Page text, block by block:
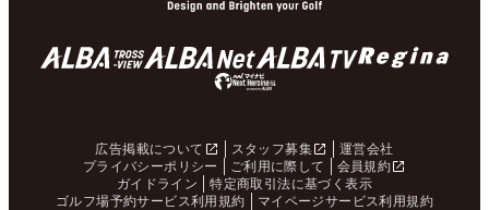
広告掲載について スタッフ募集
運営会社
プライバシーポリシー
ご利用に際して
会員規約
ガイドライン
特定商取引法に基づく表示
ゴルフ場予約サービス利用規約
マイページサービス利用規約